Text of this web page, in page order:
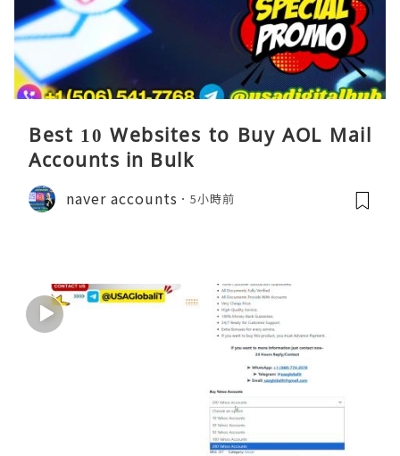
Best 10 Websites to Buy AOL Mail
Accounts in Bulk
naver accounts 5小時前